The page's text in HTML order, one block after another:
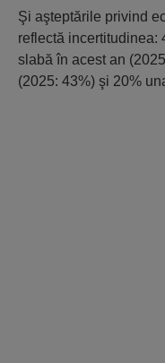
Şi aşteptările privind
reflectă incertitudinea:
slabă în acest an
(2025: 43%) şi 20%